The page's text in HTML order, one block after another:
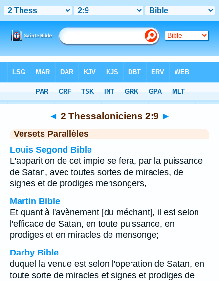
2 Thessaloniciens> Chapitre 2> Verset 9
◄ 2 Thessaloniciens 2:9 ►
Versets Parallèles
Louis Segond Bible
L'apparition de cet impie se fera, par la puissance
de Satan, avec toutes sortes de miracles, de
signes et de prodiges mensongers,
Martin Bible
Et quant à l'avènement [du méchant], il est selon
l'efficace de Satan, en toute puissance, en
prodiges et en miracles de mensonge;
Darby Bible
duquel la venue est selon l'operation de Satan, en
toute sorte de miracles et signes et prodiges de